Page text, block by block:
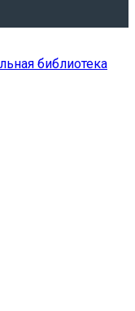
библиотека